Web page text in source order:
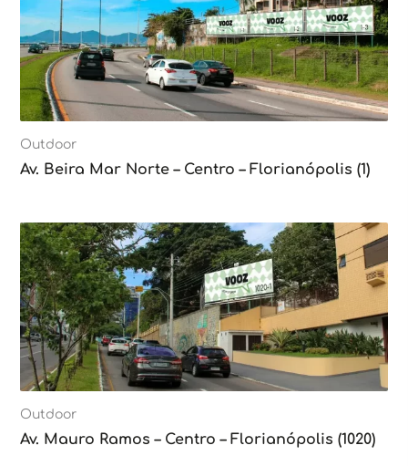
Outdoor
Av. Beira Mar Norte – Centro – Florianópolis (1)
Outdoor
Av. Mauro Ramos – Centro – Florianópolis (1020)